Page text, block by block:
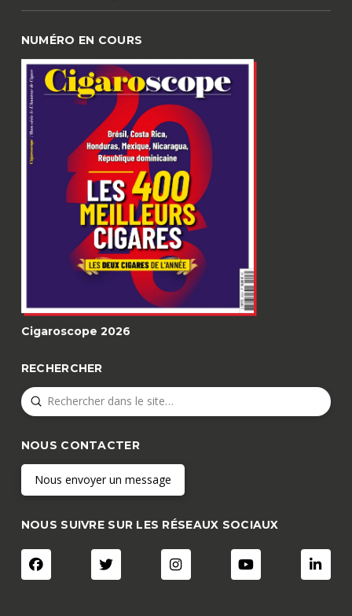
NUMÉRO EN COURS
Cigaroscope 2026
RECHERCHER
Search
Submit
NOUS CONTACTER
Nous envoyer un message
NOUS SUIVRE SUR LES RÉSEAUX SOCIAUX